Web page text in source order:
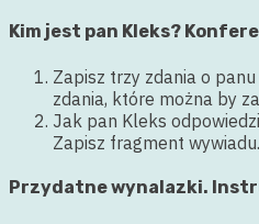
Kim jest pan Kleks?
Zapisz trzy zdania o
zdania, które można by
Jak pan Kleks
Zapisz fragment wywiadu.
Przydatne wynalazki.